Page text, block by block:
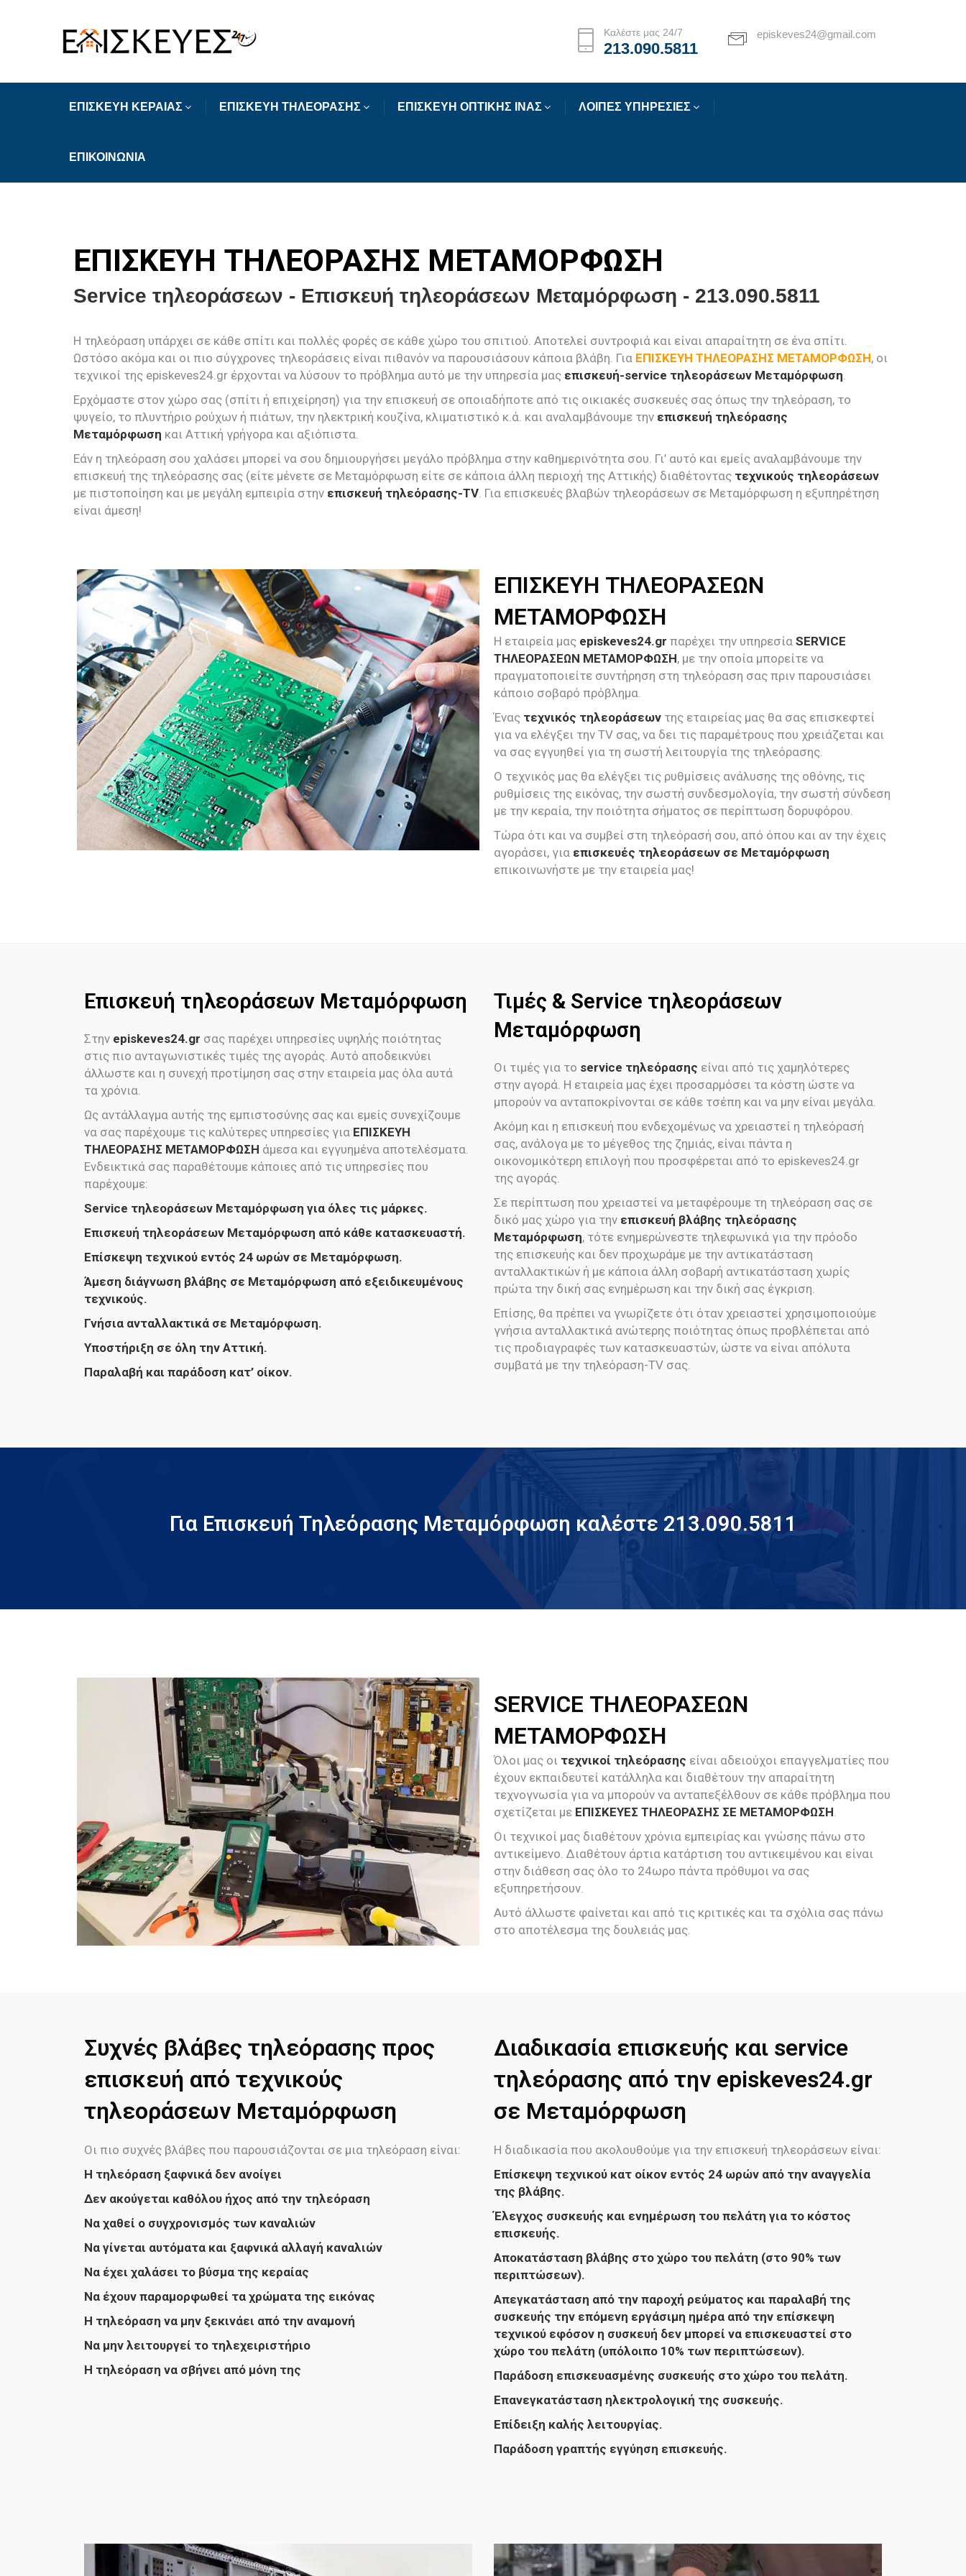
Καλέστε μας 24/7
213.090.5811
episkeves24@gmail.com
ΕΠΙΣΚΕΥΗ ΚΕΡΑΙΑΣ ΕΠΙΣΚΕΥΗ ΤΗΛΕΟΡΑΣΗΣ ΕΠΙΣΚΕΥΗ ΟΠΤΙΚΗΣ ΙΝΑΣ ΛΟΙΠΕΣ ΥΠΗΡΕΣΙΕΣ
ΕΠΙΚΟΙΝΩΝΙΑ
ΕΠΙΣΚΕΥΗ ΤΗΛΕΟΡΑΣΗΣ ΜΕΤΑΜΟΡΦΩΣΗ
Service τηλεοράσεων - Επισκευή τηλεοράσεων Μεταμόρφωση - 213.090.5811
Η τηλεόραση υπάρχει σε κάθε σπίτι και πολλές φορές σε κάθε χώρο του σπιτιού. Αποτελεί συντροφιά και είναι απαραίτητη σε ένα σπίτι.
Ωστόσο ακόμα και οι πιο σύγχρονες τηλεοράσεις είναι πιθανόν να παρουσιάσουν κάποια βλάβη. Για ΕΠΙΣΚΕΥΗ ΤΗΛΕΟΡΑΣΗΣ ΜΕΤΑΜΟΡΦΩΣΗ, οι
τεχνικοί της episkeves24.gr έρχονται να λύσουν το πρόβλημα αυτό με την υπηρεσία μας επισκευή-service τηλεοράσεων Μεταμόρφωση.
Ερχόμαστε στον χώρο σας (σπίτι ή επιχείρηση) για την επισκευή σε οποιαδήποτε από τις οικιακές συσκευές σας όπως την τηλεόραση, το
ψυγείο, το πλυντήριο ρούχων ή πιάτων, την ηλεκτρική κουζίνα, κλιματιστικό κ.ά. και αναλαμβάνουμε την επισκευή τηλεόρασης
Μεταμόρφωση και Αττική γρήγορα και αξιόπιστα.
Εάν η τηλεόραση σου χαλάσει μπορεί να σου δημιουργήσει μεγάλο πρόβλημα στην καθημερινότητα σου. Γι’ αυτό και εμείς αναλαμβάνουμε την
επισκευή της τηλεόρασης σας (είτε μένετε σε Μεταμόρφωση είτε σε κάποια άλλη περιοχή της Αττικής) διαθέτοντας τεχνικούς τηλεοράσεων
με πιστοποίηση και με μεγάλη εμπειρία στην επισκευή τηλεόρασης-TV. Για επισκευές βλαβών τηλεοράσεων σε Μεταμόρφωση η εξυπηρέτηση
είναι άμεση!
ΕΠΙΣΚΕΥΗ ΤΗΛΕΟΡΑΣΕΩΝ
ΜΕΤΑΜΟΡΦΩΣΗ
Η εταιρεία μας episkeves24.gr παρέχει την υπηρεσία SERVICE
ΤΗΛΕΟΡΑΣΕΩΝ ΜΕΤΑΜΟΡΦΩΣΗ, με την οποία μπορείτε να
πραγματοποιείτε συντήρηση στη τηλεόραση σας πριν παρουσιάσει
κάποιο σοβαρό πρόβλημα.
Ένας τεχνικός τηλεοράσεων της εταιρείας μας θα σας επισκεφτεί
για να ελέγξει την TV σας, να δει τις παραμέτρους που χρειάζεται και
να σας εγγυηθεί για τη σωστή λειτουργία της τηλεόρασης.
Ο τεχνικός μας θα ελέγξει τις ρυθμίσεις ανάλυσης της οθόνης, τις
ρυθμίσεις της εικόνας, την σωστή συνδεσμολογία, την σωστή σύνδεση
με την κεραία, την ποιότητα σήματος σε περίπτωση δορυφόρου.
Τώρα ότι και να συμβεί στη τηλεόρασή σου, από όπου και αν την έχεις
αγοράσει, για επισκευές τηλεοράσεων σε Μεταμόρφωση
επικοινωνήστε με την εταιρεία μας!
Επισκευή τηλεοράσεων Μεταμόρφωση
Στην episkeves24.gr σας παρέχει υπηρεσίες υψηλής ποιότητας
στις πιο ανταγωνιστικές τιμές της αγοράς. Αυτό αποδεικνύει
άλλωστε και η συνεχή προτίμηση σας στην εταιρεία μας όλα αυτά
τα χρόνια.
Ως αντάλλαγμα αυτής της εμπιστοσύνης σας και εμείς συνεχίζουμε
να σας παρέχουμε τις καλύτερες υπηρεσίες για ΕΠΙΣΚΕΥΗ
ΤΗΛΕΟΡΑΣΗΣ ΜΕΤΑΜΟΡΦΩΣΗ άμεσα και εγγυημένα αποτελέσματα.
Ενδεικτικά σας παραθέτουμε κάποιες από τις υπηρεσίες που
παρέχουμε:
Service τηλεοράσεων Μεταμόρφωση για όλες τις μάρκες.
Επισκευή τηλεοράσεων Μεταμόρφωση από κάθε κατασκευαστή.
Επίσκεψη τεχνικού εντός 24 ωρών σε Μεταμόρφωση.
Άμεση διάγνωση βλάβης σε Μεταμόρφωση από εξειδικευμένους
τεχνικούς.
Γνήσια ανταλλακτικά σε Μεταμόρφωση.
Υποστήριξη σε όλη την Αττική.
Παραλαβή και παράδοση κατ’ οίκον.
Τιμές & Service τηλεοράσεων
Μεταμόρφωση
Οι τιμές για το service τηλεόρασης είναι από τις χαμηλότερες
στην αγορά. Η εταιρεία μας έχει προσαρμόσει τα κόστη ώστε να
μπορούν να ανταποκρίνονται σε κάθε τσέπη και να μην είναι μεγάλα.
Ακόμη και η επισκευή που ενδεχομένως να χρειαστεί η τηλεόρασή
σας, ανάλογα με το μέγεθος της ζημιάς, είναι πάντα η
οικονομικότερη επιλογή που προσφέρεται από το episkeves24.gr
της αγοράς.
Σε περίπτωση που χρειαστεί να μεταφέρουμε τη τηλεόραση σας σε
δικό μας χώρο για την επισκευή βλάβης τηλεόρασης
Μεταμόρφωση, τότε ενημερώνεστε τηλεφωνικά για την πρόοδο
της επισκευής και δεν προχωράμε με την αντικατάσταση
ανταλλακτικών ή με κάποια άλλη σοβαρή αντικατάσταση χωρίς
πρώτα την δική σας ενημέρωση και την δική σας έγκριση.
Επίσης, θα πρέπει να γνωρίζετε ότι όταν χρειαστεί χρησιμοποιούμε
γνήσια ανταλλακτικά ανώτερης ποιότητας όπως προβλέπεται από
τις προδιαγραφές των κατασκευαστών, ώστε να είναι απόλυτα
συμβατά με την τηλεόραση-TV σας.
Για Επισκευή Τηλεόρασης Μεταμόρφωση καλέστε 213.090.5811
SERVICE ΤΗΛΕΟΡΑΣΕΩΝ
ΜΕΤΑΜΟΡΦΩΣΗ
Όλοι μας οι τεχνικοί τηλεόρασης είναι αδειούχοι επαγγελματίες που
έχουν εκπαιδευτεί κατάλληλα και διαθέτουν την απαραίτητη
τεχνογνωσία για να μπορούν να ανταπεξέλθουν σε κάθε πρόβλημα που
σχετίζεται με ΕΠΙΣΚΕΥΕΣ ΤΗΛΕΟΡΑΣΗΣ ΣΕ ΜΕΤΑΜΟΡΦΩΣΗ.
Οι τεχνικοί μας διαθέτουν χρόνια εμπειρίας και γνώσης πάνω στο
αντικείμενο. Διαθέτουν άρτια κατάρτιση του αντικειμένου και είναι
στην διάθεση σας όλο το 24ωρο πάντα πρόθυμοι να σας
εξυπηρετήσουν.
Αυτό άλλωστε φαίνεται και από τις κριτικές και τα σχόλια σας πάνω
στο αποτέλεσμα της δουλειάς μας.
Συχνές βλάβες τηλεόρασης προς
επισκευή από τεχνικούς
τηλεοράσεων Μεταμόρφωση
Οι πιο συχνές βλάβες που παρουσιάζονται σε μια τηλεόραση είναι:
H τηλεόραση ξαφνικά δεν ανοίγει
Δεν ακούγεται καθόλου ήχος από την τηλεόραση
Να χαθεί ο συγχρονισμός των καναλιών
Να γίνεται αυτόματα και ξαφνικά αλλαγή καναλιών
Να έχει χαλάσει το βύσμα της κεραίας
Να έχουν παραμορφωθεί τα χρώματα της εικόνας
Η τηλεόραση να μην ξεκινάει από την αναμονή
Να μην λειτουργεί το τηλεχειριστήριο
Η τηλεόραση να σβήνει από μόνη της
Διαδικασία επισκευής και service
τηλεόρασης από την episkeves24.gr
σε Μεταμόρφωση
Η διαδικασία που ακολουθούμε για την επισκευή τηλεοράσεων είναι:
Επίσκεψη τεχνικού κατ οίκον εντός 24 ωρών από την αναγγελία
της βλάβης.
Έλεγχος συσκευής και ενημέρωση του πελάτη για το κόστος
επισκευής.
Αποκατάσταση βλάβης στο χώρο του πελάτη (στο 90% των
περιπτώσεων).
Απεγκατάσταση από την παροχή ρεύματος και παραλαβή της
συσκευής την επόμενη εργάσιμη ημέρα από την επίσκεψη
τεχνικού εφόσον η συσκευή δεν μπορεί να επισκευαστεί στο
χώρο του πελάτη (υπόλοιπο 10% των περιπτώσεων).
Παράδοση επισκευασμένης συσκευής στο χώρο του πελάτη.
Επανεγκατάσταση ηλεκτρολογική της συσκευής.
Επίδειξη καλής λειτουργίας.
Παράδοση γραπτής εγγύηση επισκευής.